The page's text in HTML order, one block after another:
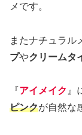
メです。
またナチュラル
プやクリームタ
『アイメイク 』
ピンクが自然な